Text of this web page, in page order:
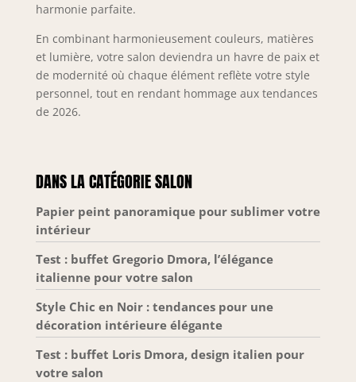
harmonie parfaite.
En combinant harmonieusement couleurs, matières
et lumière, votre salon deviendra un havre de paix et
de modernité où chaque élément reflète votre style
personnel, tout en rendant hommage aux tendances
de 2026.
DANS LA CATÉGORIE SALON
Papier peint panoramique pour sublimer votre
intérieur
Test : buffet Gregorio Dmora, l’élégance
italienne pour votre salon
Style Chic en Noir : tendances pour une
décoration intérieure élégante
Test : buffet Loris Dmora, design italien pour
votre salon